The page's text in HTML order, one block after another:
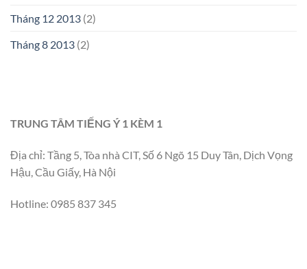
Tháng 12 2013 (2)
Tháng 8 2013 (2)
TRUNG TÂM TIẾNG Ý 1 KÈM 1
Địa chỉ: Tầng 5, Tòa nhà CIT, Số 6 Ngõ 15 Duy Tân, Dịch Vọng
Hậu, Cầu Giấy, Hà Nội
Hotline: 0985 837 345